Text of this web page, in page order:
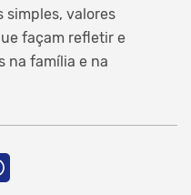
simples, valores
façam refletir e
na família e na